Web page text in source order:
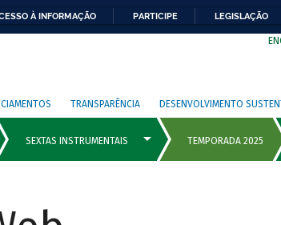
À INFORMAÇÃO PARTICIPE LEGISLAÇÃO
TRANSPARÊNCIA DESENVOLVIMENTO